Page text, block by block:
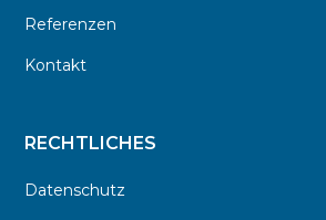
Referenzen
Kontakt
RECHTLICHES
Datenschutz